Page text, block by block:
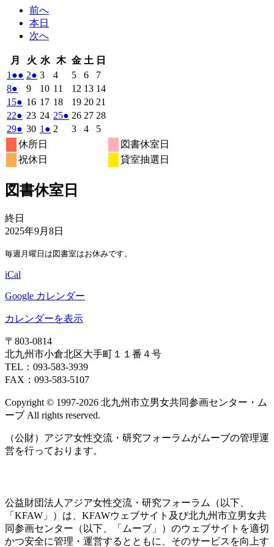
前へ
本日
次へ
月
月
曜
日
火 火
曜
日
水 水
曜
日
木木
曜
日
金金
曜
日
土 土
曜
日
日
1 2026
年
6
月
1
日
●● (2
件
の
イ
ベ
ン
ト)
22026
年
6
月
2
日
● (1
件
の
イ
ベ
ン
ト)
32026
年
6
月
3
日
42026
年
6
月
4
日
52026
年
6
月
5
日
62026
年
6
月
6
日
72026
年
6
月
7
日
82026
年
6
月
8
日
●
件
の
イ
ベ
ン
ト)
92026
年
6
月
9
日
102026
年
月
10
11
2026
6
月
11
12 2026
年
6
月
12
132026
年
6
月
13
142026
14
152026
年
6
月
15
日
● (1
件
の
イ
ベ
ン
162026
年
6
月
16
日
172026
年
月
182026
年
192026
年
202026
年
6
21
月
222026
年
6
月
22
● (1
件
の
イ
ベ
ト)
232026
年
6
月
23
242026
年
252026
● (1
件
ト)
262026
年
272026
年
282026
6
月
292026
年
6
月
日
● (1
件
の
イ
ン
302026
年
6
月
日
1 2026
年
7
月
日
● (1
ン
2 2026
日
32026
42026
52026
年
休所日
図書休室日
祝休日
貸室抽選日
図書休室日
図
書
室
日
終日
2025年9月8日
毎週月曜日は図書室はお休みです。
iCal
Google カレンダー
カレンダーを表示
〒803‐0814
北九州市小倉北区大手町１１番４号
TEL：093‐583‐3939
FAX：093‐583‐5107
Copyright © 1997‐2026 北九州市立男女共同参画センター・ム
ーブ All rights reserved.
（公財）アジア女性交流・研究フォーラムがムーブの管理運
営を行っております。
公益財団法人アジア女性交流・研究フォーラム（以下、
「KFAW」）は、KFAWウェブサイト及び北九州市立男女共
同参画センター（以下、「ムーブ」）のウェブサイトを適切
かつ安全に管理・運営するとともに、そのサービスを向上す